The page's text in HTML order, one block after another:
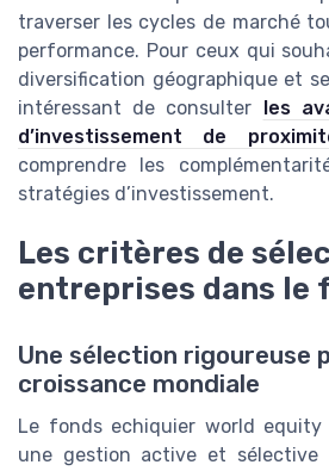
traverser les cycles de marché
performance. Pour ceux qui
diversification géographique et
intéressant de consulter les
d’investissement de
comprendre les
stratégies d’investissement.
Les critères de
entreprises dans le
Une sélection rigoureuse
croissance mondiale
Le fonds echiquier world equity
une gestion active et sélective